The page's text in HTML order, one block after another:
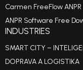
Carmen FreeFlow
ANPR Software Free
INDUSTRIES
SMART CITY –
DOPRAVA A LOGISTIKA